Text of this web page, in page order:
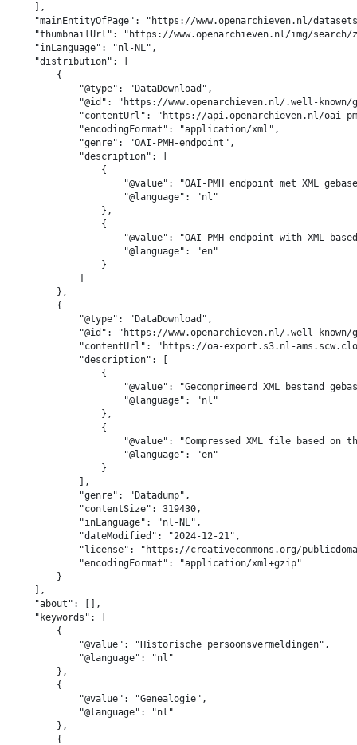
    ],
"mainEntityOfPage": "https://www.openarchieven.nl/
"thumbnailUrl": "https://www.openarchieven.nl/img/search/
    "inLanguage": "nl-NL",
    "distribution": [
        {
            "@type": "DataDownload",
"@id": "https://www.openarchieven.nl/.well-
"contentUrl": "https://api.openarchieven.nl/oai-
            "encodingFormat": "application/xml",
            "genre": "OAI-PMH-endpoint",
            "description": [
                {
"@value": "OAI-PMH endpoint met XML
                    "@language": "nl"
                },
                {
"@value": "OAI-PMH endpoint with XML
                    "@language": "en"
                }
            ]
        },
        {
            "@type": "DataDownload",
"@id": "https://www.openarchieven.nl/.well-
"contentUrl": "https://oa-export.s3.nl-
            "description": [
                {
"@value": "Gecomprimeerd XML bestand
                    "@language": "nl"
                },
                {
"@value": "Compressed XML file based on
                    "@language": "en"
                }
            ],
            "genre": "Datadump",
            "contentSize": 319430,
            "inLanguage": "nl-NL",
            "dateModified": "2024-12-21",
"license": "https://creativecommons.org/
            "encodingFormat": "application/xml+gzip"
        }
    ],
    "about": [],
    "keywords": [
        {
            "@value": "Historische persoonsvermeldingen",
            "@language": "nl"
        },
        {
            "@value": "Genealogie",
            "@language": "nl"
        },
        {